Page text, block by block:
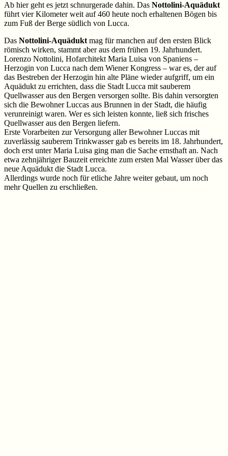
Ab hier geht es jetzt schnurgerade dahin. Das Nottolini-Aquädukt
führt vier Kilometer weit auf 460 heute noch erhaltenen Bögen bis
zum Fuß der Berge südlich von Lucca.
Das Nottolini-Aquädukt mag für manchen auf den ersten Blick
römisch wirken, stammt aber aus dem frühen 19. Jahrhundert.
Lorenzo Nottolini, Hofarchitekt Maria Luisa von Spaniens –
Herzogin von Lucca nach dem Wiener Kongress – war es, der auf
das Bestreben der Herzogin hin alte Pläne wieder aufgriff, um ein
Aquädukt zu errichten, dass die Stadt Lucca mit sauberem
Quellwasser aus den Bergen versorgen sollte. Bis dahin versorgten
sich die Bewohner Luccas aus Brunnen in der Stadt, die häufig
verunreinigt waren. Wer es sich leisten konnte, ließ sich frisches
Quellwasser aus den Bergen liefern.
Erste Vorarbeiten zur Versorgung aller Bewohner Luccas mit
zuverlässig sauberem Trinkwasser gab es bereits im 18. Jahrhundert,
doch erst unter Maria Luisa ging man die Sache ernsthaft an. Nach
etwa zehnjähriger Bauzeit erreichte zum ersten Mal Wasser über das
neue Aquädukt die Stadt Lucca.
Allerdings wurde noch für etliche Jahre weiter gebaut, um noch
mehr Quellen zu erschließen.